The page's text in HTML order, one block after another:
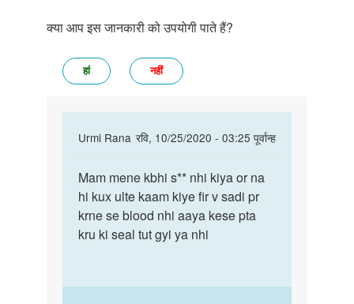
क्या आप इस जानकारी को उपयोगी पाते हैं?
हां नहीं
Urmi Rana रवि, 10/25/2020 - 03:25 पूर्वान्ह
In
to
Dekhiye
bete
ek
ke…
Mam
mene
kbhi
s**
Mam mene kbhi s** nhi kiya or na
hi kux ulte kaam kiye fir v sadi pr
krne se blood nhi aaya kese pta
kru ki seal tut gyi ya nhi